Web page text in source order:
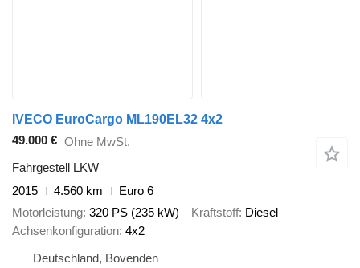
IVECO EuroCargo ML190EL32 4x2
49.000 € Ohne MwSt.
Fahrgestell LKW
2015
4.560 km
Euro 6
Motorleistung 320 PS (235 kW) Kraftstoff Diesel
Achsenkonfiguration 4x2
Deutschland, Bovenden